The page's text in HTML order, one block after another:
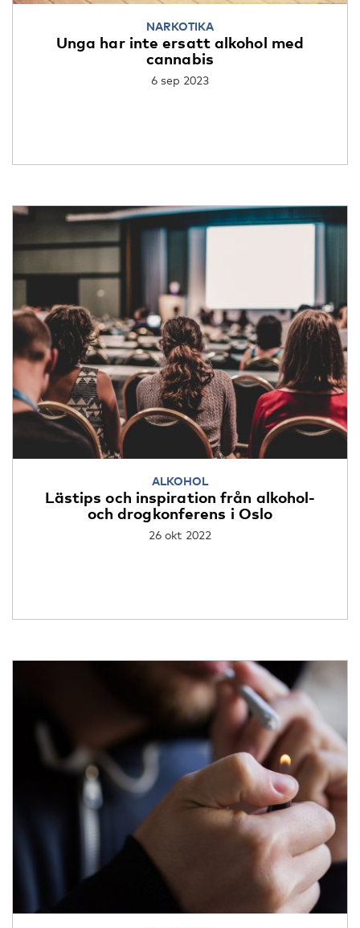
NARKOTIKA
Unga har inte ersatt alkohol med
cannabis
6 sep 2023
ALKOHOL
Lästips och inspiration från alkohol-
och drogkonferens i Oslo
26 okt 2022